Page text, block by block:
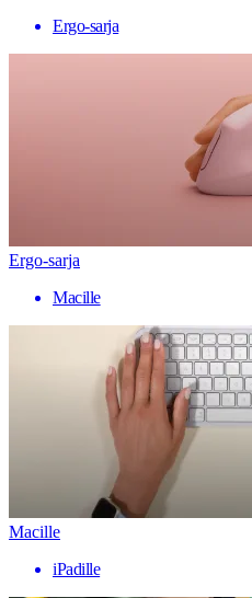
Ergo-sarja
Ergo-sarja
Macille
Macille
iPadille